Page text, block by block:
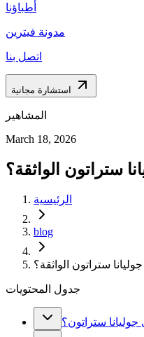
أطباؤنا
مدونة فيترين
اتصل بنا
استشارة مجانية
المشاهير
March 18, 2026
ستراتون الواثقة؟
الرئيسية
blog
ستراتون الواثقة؟
جدول المحتويات
ستراتون؟